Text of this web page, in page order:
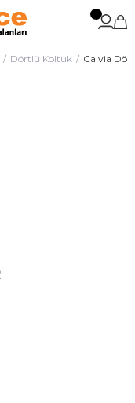
Dörtlü Koltuk Calvia